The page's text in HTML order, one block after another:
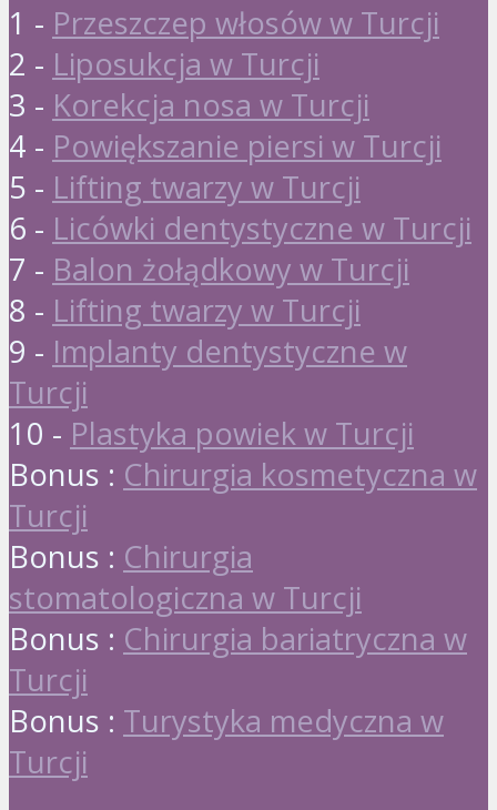
1 - Przeszczep włosów w Turcji
2 - Liposukcja w Turcji
3 - Korekcja nosa w Turcji
4 - Powiększanie piersi w Turcji
5 - Lifting twarzy w Turcji
6 - Licówki dentystyczne w Turcji
7 - Balon żołądkowy w Turcji
8 - Lifting twarzy w Turcji
9 - Implanty dentystyczne w
Turcji
10 - Plastyka powiek w Turcji
Bonus : Chirurgia kosmetyczna w
Turcji
Bonus : Chirurgia
stomatologiczna w Turcji
Bonus : Chirurgia bariatryczna w
Turcji
Bonus : Turystyka medyczna w
Turcji